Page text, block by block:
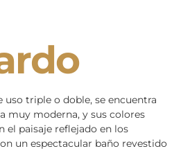
uso triple o doble, se encuentra
muy moderna, y sus colores
el paisaje reflejado en los
un espectacular baño revestido